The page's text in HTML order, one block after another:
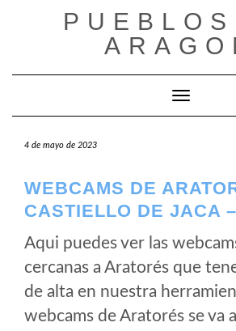
Cambiar
4 de mayo de 2023
WEBCAMS DE
CASTIELLO DE JACA
Aqui puedes ver las
cercanas a Aratorés que
de alta en nuestra
webcams de Aratorés se va